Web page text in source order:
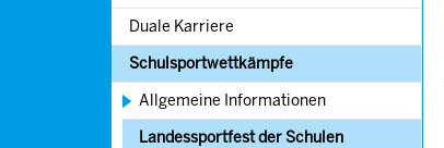
Duale Karriere
Schulsportwettkämpfe
Allgemeine Informationen
Landessportfest der Schulen